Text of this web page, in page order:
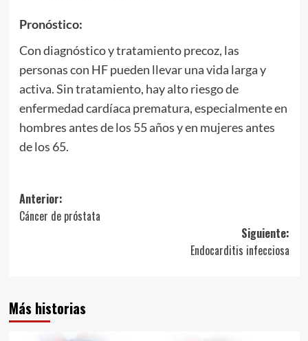
Pronóstico:
Con diagnóstico y tratamiento precoz, las
personas con HF pueden llevar una vida larga y
activa. Sin tratamiento, hay alto riesgo de
enfermedad cardíaca prematura, especialmente en
hombres antes de los 55 años y en mujeres antes
de los 65.
Navegación
de
Anterior:
Cáncer de próstata
Siguiente:
Endocarditis infecciosa
Más historias